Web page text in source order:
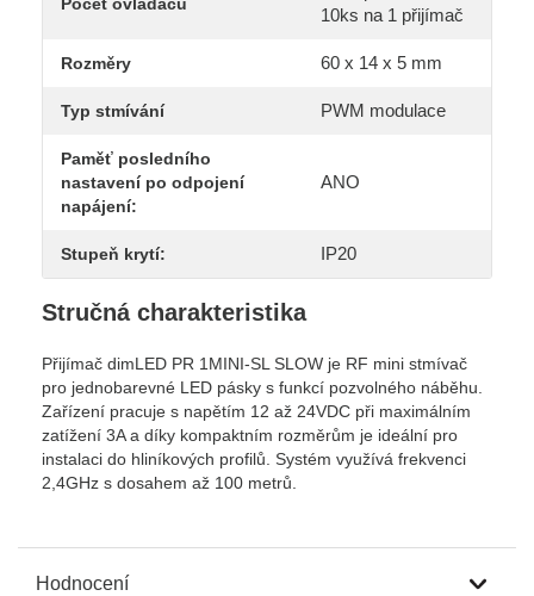
10ks na 1 přijímač
Rozměry 60 x 14 x 5 mm
Typ stmívání PWM modulace
Paměť posledního
nastavení po odpojení
napájení:
ANO
Stupeň krytí: IP20
Stručná charakteristika
Přijímač dimLED PR 1MINI-SL SLOW je RF mini stmívač
pro jednobarevné LED pásky s funkcí pozvolného náběhu.
Zařízení pracuje s napětím 12 až 24VDC při maximálním
zatížení 3A a díky kompaktním rozměrům je ideální pro
instalaci do hliníkových profilů. Systém využívá frekvenci
2,4GHz s dosahem až 100 metrů.
Hodnocení